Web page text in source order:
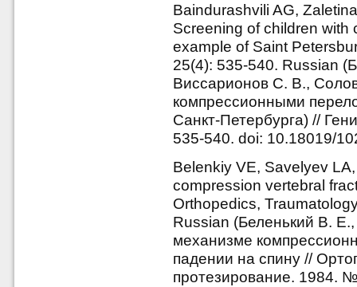
Baindurashvili AG,
Screening of children with
example of Saint
25(4): 535-540. Russian
Виссарионов С. В.,
компрессионными
Санкт-Петербурга) //
535-540. doi: 10.18019/
Belenkiy VE, Savelyev
compression vertebral
Orthopedics,
Russian (Беленький В.
механизме
падении на спину //
протезирование. 1984.